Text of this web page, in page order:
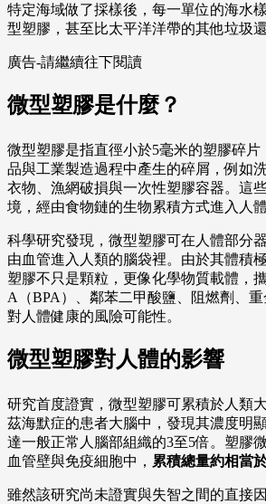
特定海域做了採樣後，每一單位的海水
型塑膠，甚至比太平洋洋帶的其他垃圾還
廣告-請繼續往下閱讀
微型塑膠是什麼？
微型塑膠是指直徑小於5毫米的塑膠碎片
品與工業製造過程中產生的碎屑，例如
衣物、漁網破損與一次性塑膠容器。這
境，經由食物鏈的生物累積方式進入人體
科學研究發現，微型塑膠可在人體部分
由血管進入人類的腦袋裡。由於其體積
塑膠不只是顆粒，更像化學物質載體，
A（BPA）、鄰苯二甲酸鹽、阻燃劑、
對人體健康的風險可能性。
微型塑膠對人體的影響
研究首度證實，微型塑膠可累積於人類
茲海默症的患者大腦中，發現其濃度明
達一般正常人腦部組織的3至5倍。塑膠
血管壁與免疫細胞中， 累積總量約相當
雖然該研究尚未證實與失智之間的直接